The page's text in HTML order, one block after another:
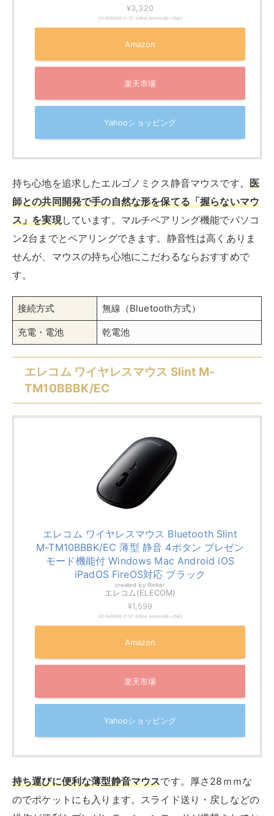
¥3,320
(2026/08/09 21:57:22時点 Amazon調べ-詳細)
Amazon
楽天市場
Yahooショッピング
持ち心地を追求したエルゴノミクス静音マウスです。 医
師との共同開発で手の自然な形を保てる「握らないマウ
ス」を実現しています。マルチペアリング機能でパソコ
ン2台までとペアリングできます。静音性は高くありま
せんが、マウスの持ち心地にこだわるならおすすめで
す。
接続方式 無線（Bluetooth方式）
充電・電池 乾電池
エレコム ワイヤレスマウス Slint M-
TM10BBBK/EC
エレコム ワイヤレスマウス Bluetooth Slint
M-TM10BBBK/EC 薄型 静音 4ボタン プレゼン
モード機能付 Windows Mac Android iOS
iPadOS FireOS対応 ブラック
created by Rinker
エレコム(ELECOM)
¥1,599
(2026/08/09 21:57:22時点 Amazon調べ-詳細)
Amazon
楽天市場
Yahooショッピング
持ち運びに便利な薄型静音マウスです。厚さ28ｍｍな
のでポケットにも入ります。スライド送り・戻しなどの